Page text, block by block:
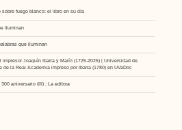
sobre fuego blanco: el libro en su día
iluminan
que iluminan
Joaquín Ibarra y Marín (1725-2025) | Universidad de
de la Real Academia impreso por Ibarra (1780) en UVaDoc
aniversario (III) : La editora